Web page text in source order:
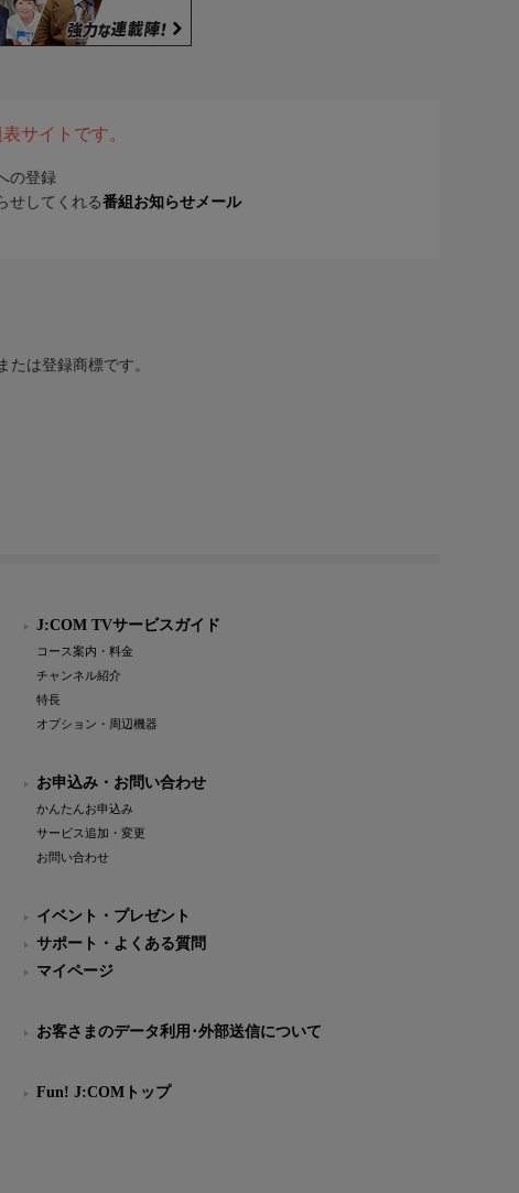
サイトです。
の登録
せしてくれる番組お知らせメール
は登録商標です。
J:COM TVサービスガイド
コース案内・料金
チャンネル紹介
特長
オプション・周辺機器
お申込み・お問い合わせ
かんたんお申込み
サービス追加・変更
お問い合わせ
イベント・プレゼント
サポート・よくある質問
マイページ
お客さまのデータ利用･外部送信について
Fun! J:COMトップ